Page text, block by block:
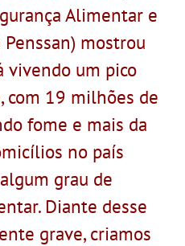
Alimentar e
mostrou
vivendo um pico
com 19 milhões de
fome e mais da
no país
grau de
Diante desse
grave, criamos